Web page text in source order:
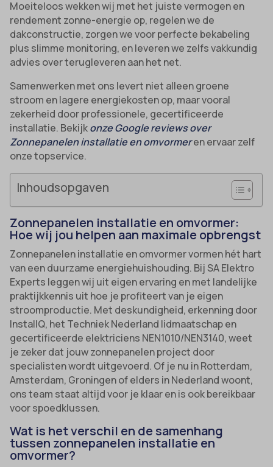
Moeiteloos wekken wij met het juiste vermogen en
rendement zonne-energie op, regelen we de
dakconstructie, zorgen we voor perfecte bekabeling
plus slimme monitoring, en leveren we zelfs vakkundig
advies over terugleveren aan het net.
Samenwerken met ons levert niet alleen groene
stroom en lagere energiekosten op, maar vooral
zekerheid door professionele, gecertificeerde
installatie. Bekijkonze Google reviews over
Zonnepanelen installatie en omvormeren ervaar zelf
onze topservice.
Inhoudsopgaven
Zonnepanelen installatie en omvormer:
Hoe wij jou helpen aan maximale opbrengst
Zonnepanelen installatie en omvormer vormen hét hart
van een duurzame energiehuishouding. Bij SA Elektro
Experts leggen wij uit eigen ervaring en met landelijke
praktijkkennis uit hoe je profiteert van je eigen
stroomproductie. Met deskundigheid, erkenning door
InstallQ, het Techniek Nederland lidmaatschap en
gecertificeerde elektriciens NEN1010/NEN3140, weet
je zeker dat jouw zonnepanelen project door
specialisten wordt uitgevoerd. Of je nu in Rotterdam,
Amsterdam, Groningen of elders in Nederland woont,
ons team staat altijd voor je klaar en is ook bereikbaar
voor spoedklussen.
Wat is het verschil en de samenhang
tussen zonnepanelen installatie en
omvormer?